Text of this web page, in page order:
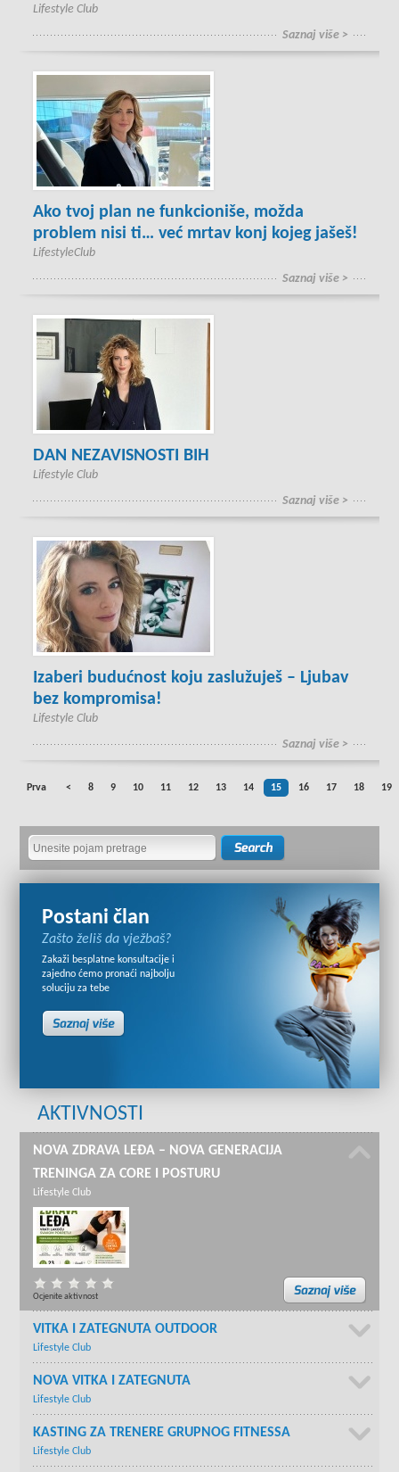
Lifestyle Club
Saznaj više >
Ako tvoj plan ne funkcioniše, možda
problem nisi ti… već mrtav konj kojeg jašeš!
LifestyleClub
Saznaj više >
DAN NEZAVISNOSTI BIH
Lifestyle Club
Saznaj više >
Izaberi budućnost koju zaslužuješ – Ljubav
bez kompromisa!
Lifestyle Club
Saznaj više >
Prva < 8 9 10 11 12 13 14 15 16 17 18 19
Postani član
Zašto želiš da vježbaš?
Zakaži besplatne konsultacije i
zajedno ćemo pronaći najbolju
soluciju za tebe
AKTIVNOSTI
NOVA ZDRAVA LEĐA – NOVA GENERACIJA
TRENINGA ZA CORE I POSTURU
Lifestyle Club
Ocjenite aktivnost
VITKA I ZATEGNUTA OUTDOOR
Lifestyle Club
NOVA VITKA I ZATEGNUTA
Lifestyle Club
KASTING ZA TRENERE GRUPNOG FITNESSA
Lifestyle Club